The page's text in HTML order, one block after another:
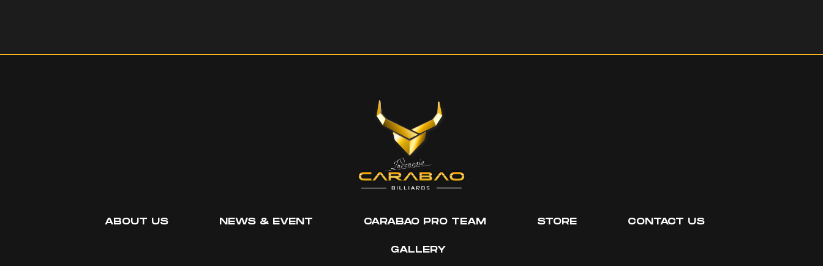
ABOUT US NEWS & EVENT CARABAO PRO TEAM STORE CONTACT US
GALLERY